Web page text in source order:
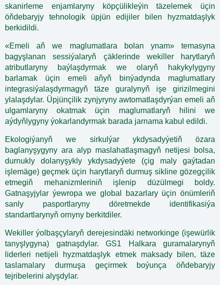
skanirleme enjamlaryny köpçülikleýin täzelemek üçin
öňdebaryjy tehnologik üpjün edijiler bilen hyzmatdaşlyk
berkidildi.
«Emeli aň we maglumatlara bolan ynam» temasyna
bagyşlanan sessiýalaryň çäklerinde wekiller harytlaryň
atributlaryny baýlaşdyrmak we olaryň hakykylygyny
barlamak üçin emeli aňyň binýadynda maglumatlary
integrasiýalaşdyrmagyň täze guralynyň işe girizilmegini
ylalaşdylar. Üpjünçilik zynjyryny awtomatlaşdyrýan emeli aň
ulgamlaryny okatmak üçin maglumatlaryň hilini we
aýdyňlygyny ýokarlandyrmak barada jarnama kabul edildi.
Ekologiýanyň we sirkulýar ykdysadyýetiň özara
baglanyşygyny ara alyp maslahatlaşmagyň netijesi bolsa,
durnukly dolanyşykly ykdysadyýete (çig maly gaýtadan
işlemäge) geçmek üçin harytlaryň durmuş sikline gözegçilik
etmegiň mehanizmleriniň işlenip düzülmegi boldy.
Gatnaşyjylar ýewropa we global bazarlary üçin önümleriň
sanly pasportlaryny döretmekde identifikasiýa
standartlarynyň ornyny berkitdiler.
Wekiller ýolbaşçylaryň derejesindäki networkinge (işewürlik
tanyşlygyna) gatnaşdylar. GS1 Halkara guramalarynyň
liderleri netijeli hyzmatdaşlyk etmek maksady bilen, täze
taslamalary durmuşa geçirmek boýunça öňdebaryjy
tejribelerini alyşdylar.